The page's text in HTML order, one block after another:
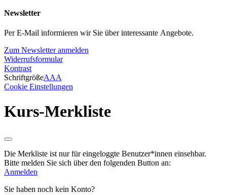
Newsletter
Per E-Mail informieren wir Sie über interessante Angebote.
Zum Newsletter anmelden
Widerrufsformular
Kontrast
SchriftgrößeAAA
Cookie Einstellungen
Kurs-Merkliste
Die Merkliste ist nur für eingeloggte Benutzer*innen einsehbar.
Bitte melden Sie sich über den folgenden Button an:
Anmelden
Sie haben noch kein Konto?